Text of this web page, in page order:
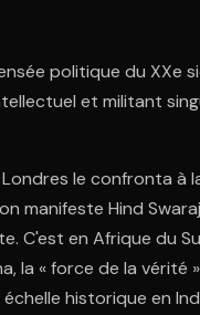
politique du XXe
et militant
le confronta à
manifeste Hind
C'est en Afrique du
la « force de la
historique en